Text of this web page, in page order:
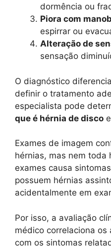
dormência ou
Piora com
espirrar ou
Alteração de
sensação
O diagnóstico
definir o tratamento
especialista pode
que é hérnia de disco
Exames de imagem
hérnias, mas nem toda
exames causa
possuem hérnias
acidentalmente em
Por isso, a avaliação
médico correlaciona os
com os sintomas